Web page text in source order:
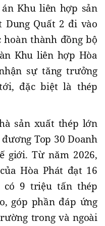
Khu liên hợp sản
Dung Quất 2 đi vào
thành đồng bộ
Khu liên hợp Hòa
sự tăng trưởng
đặc biệt là thép
sản xuất thép lớn
Top 30 Doanh
giới. Từ năm 2026,
Hòa Phát đạt 16
có 9 triệu tấn thép
góp phần đáp ứng
trong và ngoài